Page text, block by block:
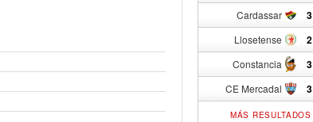
Cardassar 3
Llosetense 2
Constancia 3
CE Mercadal 3
MÁS RESULTADOS